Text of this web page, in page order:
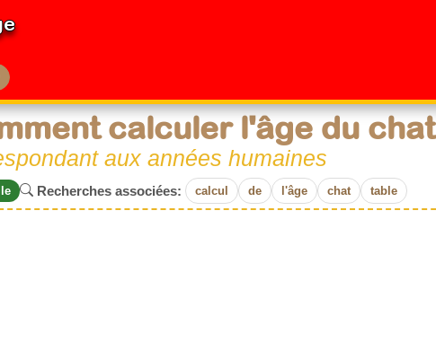
calculer l'âge du chat
aux années humaines
Recherches associées: calcul de l'âge chat table